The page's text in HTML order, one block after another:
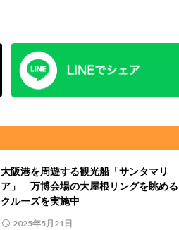
大阪港を周遊する観光船「サンタマリ
ア」 万博会場の大屋根リングを眺める
クルーズを実施中
2025年5月21日